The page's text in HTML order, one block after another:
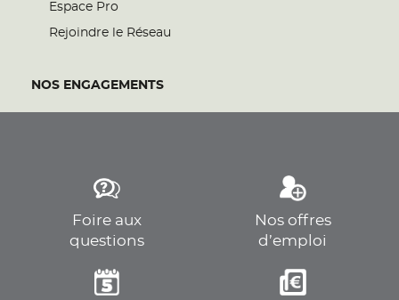
Espace Pro
Rejoindre le Réseau
NOS ENGAGEMENTS
Foire aux
questions
Nos offres
d’emploi